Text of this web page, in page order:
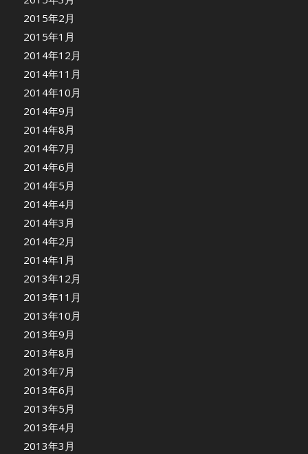
2015年2月
2015年1月
2014年12月
2014年11月
2014年10月
2014年9月
2014年8月
2014年7月
2014年6月
2014年5月
2014年4月
2014年3月
2014年2月
2014年1月
2013年12月
2013年11月
2013年10月
2013年9月
2013年8月
2013年7月
2013年6月
2013年5月
2013年4月
2013年3月